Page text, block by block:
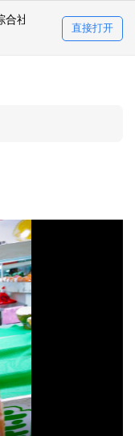
社区
直接打开